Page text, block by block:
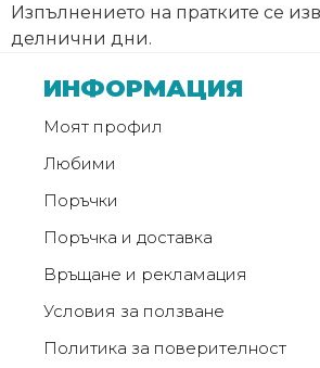
Изпълнението на пратките се
делнични дни.
ИНФОРМАЦИЯ
Моят профил
Любими
Поръчки
Поръчка и доставка
Връщане и рекламация
Условия за ползване
Политика за поверителност